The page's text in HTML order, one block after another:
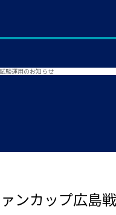
験運用のお知らせ
ンカップ広